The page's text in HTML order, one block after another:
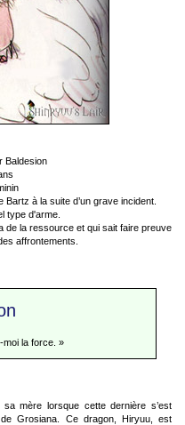
Baldesion
Bartz à la suite d’un grave incident.
type d'arme.
de la ressource et qui sait faire preuve
affrontements.
la force. »
mère lorsque cette dernière s’est
Grosiana. Ce dragon, Hiryuu, est